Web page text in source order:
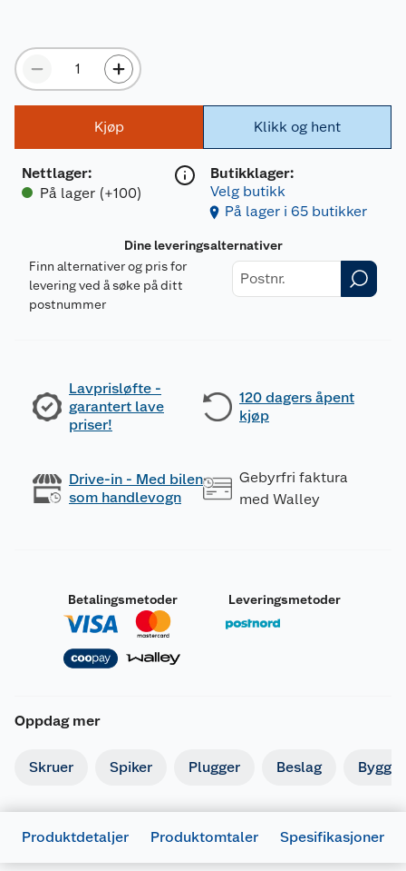
Kjøp
Nettlager:
På lager (+100)
Klikk og hent
Butikklager:
Velg butikk
På lager i 65 butikker
Dine leveringsalternativer
Finn alternativer og pris for
levering ved å søke på ditt
postnummer
Lavprisløfte -
garantert lave
priser!
120 dagers åpent
kjøp
Drive-in - Med bilen
som handlevogn
Gebyrfri faktura
med Walley
Betalingsmetoder Leveringsmetoder
Oppdag mer
Skruer Spiker Plugger Beslag
Produktdetaljer Produktomtaler Spesifikasjoner